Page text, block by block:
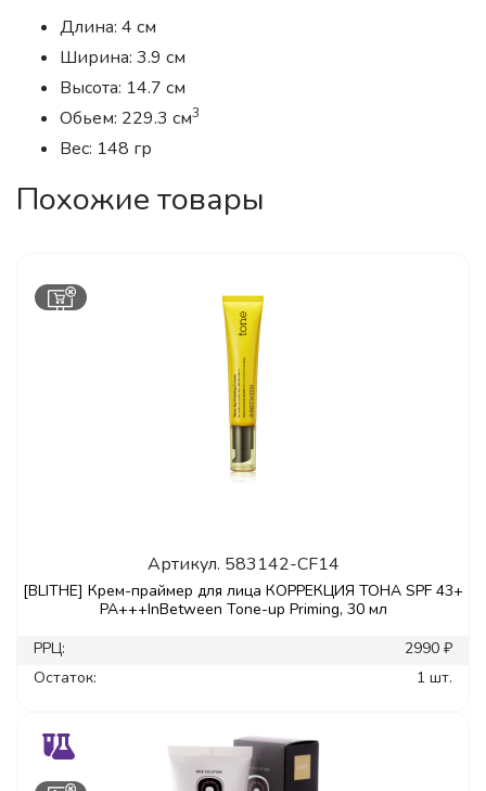
Длина: 4 см
Ширина: 3.9 см
Высота: 14.7 см
Обьем: 229.3 см3
Вес: 148 гр
Похожие товары
Артикул. 583142-CF14
[BLITHE] Крем-праймер для лица КОРРЕКЦИЯ ТОНА SPF 43+
PA+++InBetween Tone-up Priming, 30 мл
РРЦ:
2990 ₽
Остаток:
1 шт.